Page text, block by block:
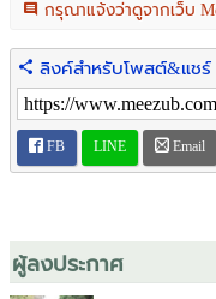
☎️คุณก้องโทร / ไลน์ :
🌐เพจ :ที่ดินสวยทำเลดีราค
https://
กรุณาแจ้งว่าดูจากเว็บ
ลิงค์สำหรับโพสต์&แชร์
FB LINE Email
ผู้ลงประกาศ